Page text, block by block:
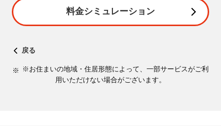
料金シミュレーション
戻る
※お住まいの地域・住居形態によって、一部サービスがご利
用いただけない場合がございます。